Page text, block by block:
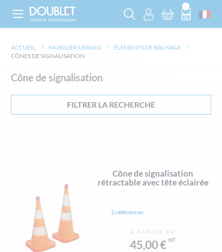
Cône de signalisation
rétractable avec tête éclairée
2 références
À PARTIR DE
45,00 €
ACCUEIL MOBILIER URBAIN
ÉLÉMENTS DE BALISAGE
CÔNES DE SIGNALISATION
Cône de signalisation
FILTRER LA RECHERCHE